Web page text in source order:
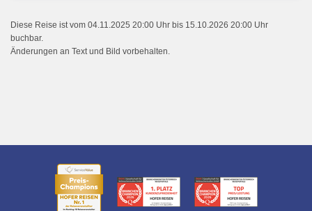
Diese Reise ist vom 04.11.2025 20:00 Uhr bis 15.10.2026 20:00 Uhr
buchbar.
Änderungen an Text und Bild vorbehalten.